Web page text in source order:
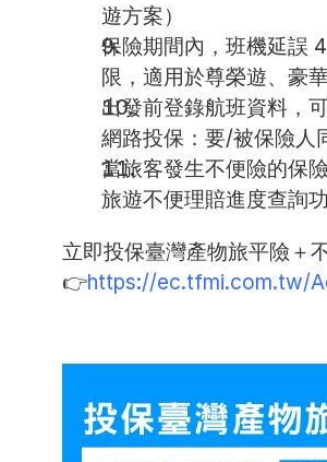
遊方案）
保險期間內，班機延誤
限，適用於尊榮遊、豪華
出發前登錄航班資料，
網路投保：要/被保險人
當旅客發生不便險的保
旅遊不便理賠進度查詢
立即投保臺灣產物旅平險＋
👉https://ec.tfmi.com.tw/